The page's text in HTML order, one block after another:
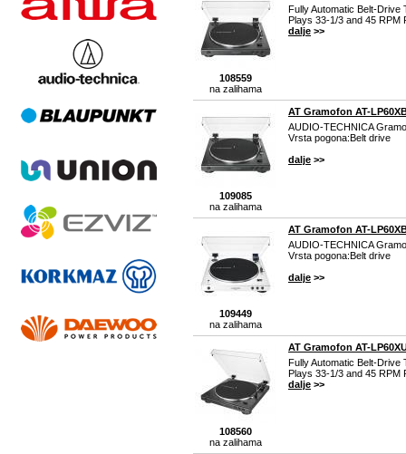
108559
na zalihama
Fully Automatic Belt-Drive
Plays 33-1/3 and 45 RPM
dalje >>
109085
na zalihama
AT Gramofon AT-
AUDIO-TECHNICA
Vrsta pogona:Belt drive
dalje >>
109449
na zalihama
AT Gramofon AT-
AUDIO-TECHNICA
Vrsta pogona:Belt drive
dalje >>
108560
na zalihama
AT Gramofon AT-
Fully Automatic Belt-Drive
Plays 33-1/3 and 45 RPM
dalje >>